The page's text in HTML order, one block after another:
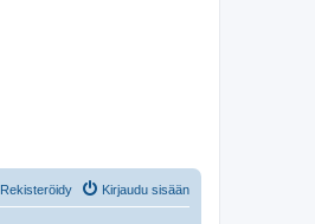
Kirjaudu sisään
Rekisteröidy